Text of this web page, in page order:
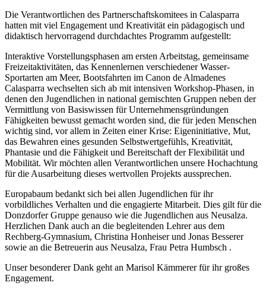
Die Verantwortlichen des Partnerschaftskomitees in Calasparra
hatten mit viel Engagement und Kreativität ein pädagogisch und
didaktisch hervorragend durchdachtes Programm aufgestellt:
Interaktive Vorstellungsphasen am ersten Arbeitstag, gemeinsame
Freizeitaktivitäten, das Kennenlernen verschiedener Wasser-
Sportarten am Meer, Bootsfahrten im Canon de Almadenes
Calasparra wechselten sich ab mit intensiven Workshop-Phasen, in
denen den Jugendlichen in national gemischten Gruppen neben der
Vermittlung von Basiswissen für Unternehmensgründungen
Fähigkeiten bewusst gemacht worden sind, die für jeden Menschen
wichtig sind, vor allem in Zeiten einer Krise: Eigeninitiative, Mut,
das Bewahren eines gesunden Selbstwertgefühls, Kreativität,
Phantasie und die Fähigkeit und Bereitschaft der Flexibilität und
Mobilität. Wir möchten allen Verantwortlichen unsere Hochachtung
für die Ausarbeitung dieses wertvollen Projekts aussprechen.
Europabaum bedankt sich bei allen Jugendlichen für ihr
vorbildliches Verhalten und die engagierte Mitarbeit. Dies gilt für die
Donzdorfer Gruppe genauso wie die Jugendlichen aus Neusalza.
Herzlichen Dank auch an die begleitenden Lehrer aus dem
Rechberg-Gymnasium, Christina Honheiser und Jonas Besserer
sowie an die Betreuerin aus Neusalza, Frau Petra Humbsch .
Unser besonderer Dank geht an Marisol Kämmerer für ihr großes
Engagement.